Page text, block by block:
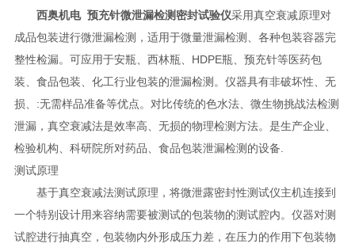
西奥机电 预充针微泄漏检测密封试验仪采用真空衰减原理对
成品包装进行微泄漏检测，适用于微量泄漏检测、各种包装容器完
整性检漏。可应用于安瓶、西林瓶、 HDPE瓶、预充针等医药包
装、食品包装、化工行业包装的泄漏检测。仪器具有非破坏性、无
损、 :无需样品准备等优点。对比传统的色水法、微生物挑战法检测
泄漏，真空衰减法是效率高、无损的物理检测方法。是生产企业、
检验机构、科研院所对药品、食品包装泄漏检测的设备
测试原理
基于真空衰减法测试原理，将微泄露密封性测试仪主机连接到
一个特别设计用来容纳需要被测试的包装物的测试腔内。仪器对测
试腔进行抽真空，包装物内外形成压力差，在压力的作用下包装物